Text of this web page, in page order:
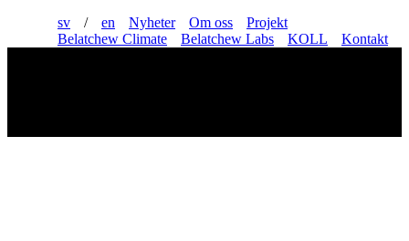
sv / en Nyheter Om oss
Projekt
Belatchew Climate
Belatchew Labs KOLL Kontakt